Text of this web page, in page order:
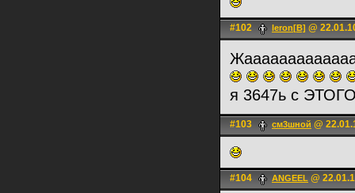
#102 leron[B] @
я 3647ь с
#103 см3шной @
#104 ANGEEL @